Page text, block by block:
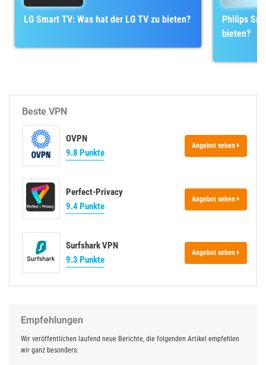
LG Smart TV: Was hat der LG TV zu bieten?
Philips
bieten?
Beste VPN
OVPN
9.8 Punkte
Angebot sehen
Perfect-Privacy
9.4 Punkte
Angebot sehen
Surfshark VPN
9.3 Punkte
Angebot sehen
Empfehlungen
Wir veröffentlichen laufend neue Berichte, die folgenden Artikel empfehlen
wir ganz besonders: